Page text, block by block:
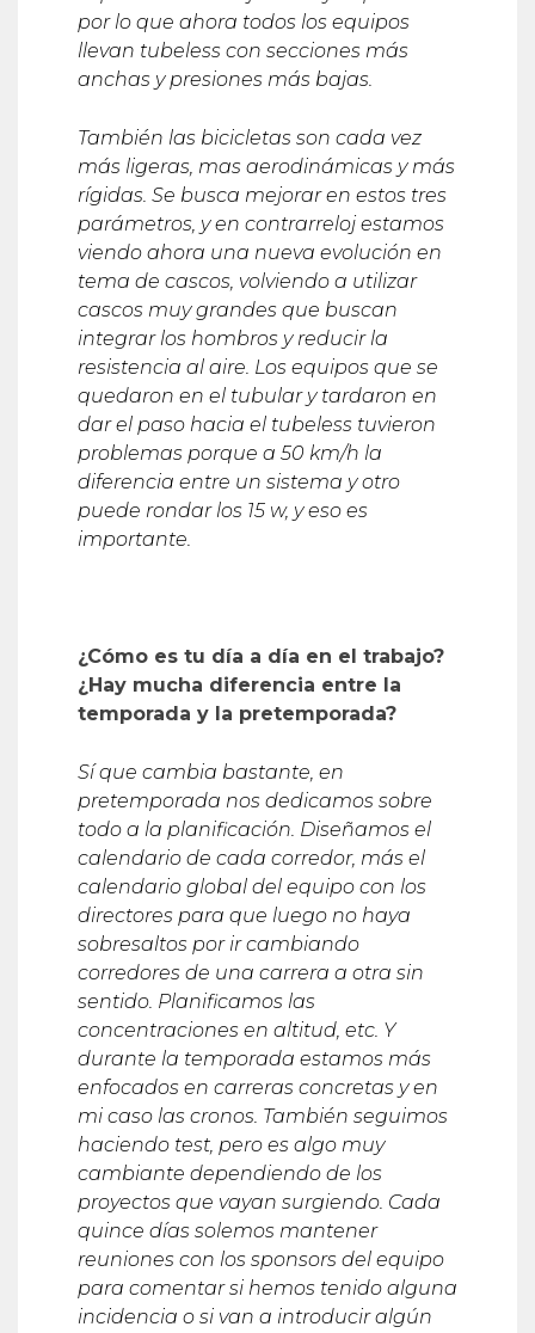
por lo que ahora todos los equipos
llevan tubeless con secciones más
anchas y presiones más bajas.
También las bicicletas son cada vez
más ligeras, mas aerodinámicas y más
rígidas. Se busca mejorar en estos tres
parámetros, y en contrarreloj estamos
viendo ahora una nueva evolución en
tema de cascos, volviendo a utilizar
cascos muy grandes que buscan
integrar los hombros y reducir la
resistencia al aire. Los equipos que se
quedaron en el tubular y tardaron en
dar el paso hacia el tubeless tuvieron
problemas porque a 50 km/h la
diferencia entre un sistema y otro
puede rondar los 15 w, y eso es
importante.
¿Cómo es tu día a día en el trabajo?
¿Hay mucha diferencia entre la
temporada y la pretemporada?
Sí que cambia bastante, en
pretemporada nos dedicamos sobre
todo a la planificación. Diseñamos el
calendario de cada corredor, más el
calendario global del equipo con los
directores para que luego no haya
sobresaltos por ir cambiando
corredores de una carrera a otra sin
sentido. Planificamos las
concentraciones en altitud, etc. Y
durante la temporada estamos más
enfocados en carreras concretas y en
mi caso las cronos. También seguimos
haciendo test, pero es algo muy
cambiante dependiendo de los
proyectos que vayan surgiendo. Cada
quince días solemos mantener
reuniones con los sponsors del equipo
para comentar si hemos tenido alguna
incidencia o si van a introducir algún